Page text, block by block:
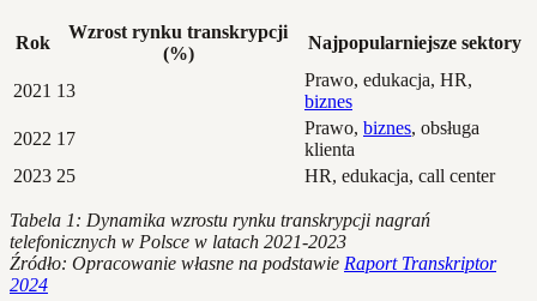
Rok
Wzrost rynku transkrypcji
(%)
Najpopularniejsze sektory
2021 13
Prawo, edukacja, HR,
biznes
2022 17
Prawo, biznes, obsługa
klienta
2023 25 HR, edukacja, call center
Tabela 1: Dynamika wzrostu rynku transkrypcji nagrań
telefonicznych w Polsce w latach 2021-2023
Źródło: Opracowanie własne na podstawie Raport Transkriptor
2024